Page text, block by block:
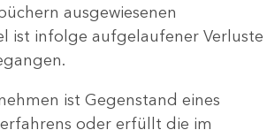
ausgewiesenen
ist infolge aufgelaufener Verluste
ist Gegenstand eines
oder erfüllt die im